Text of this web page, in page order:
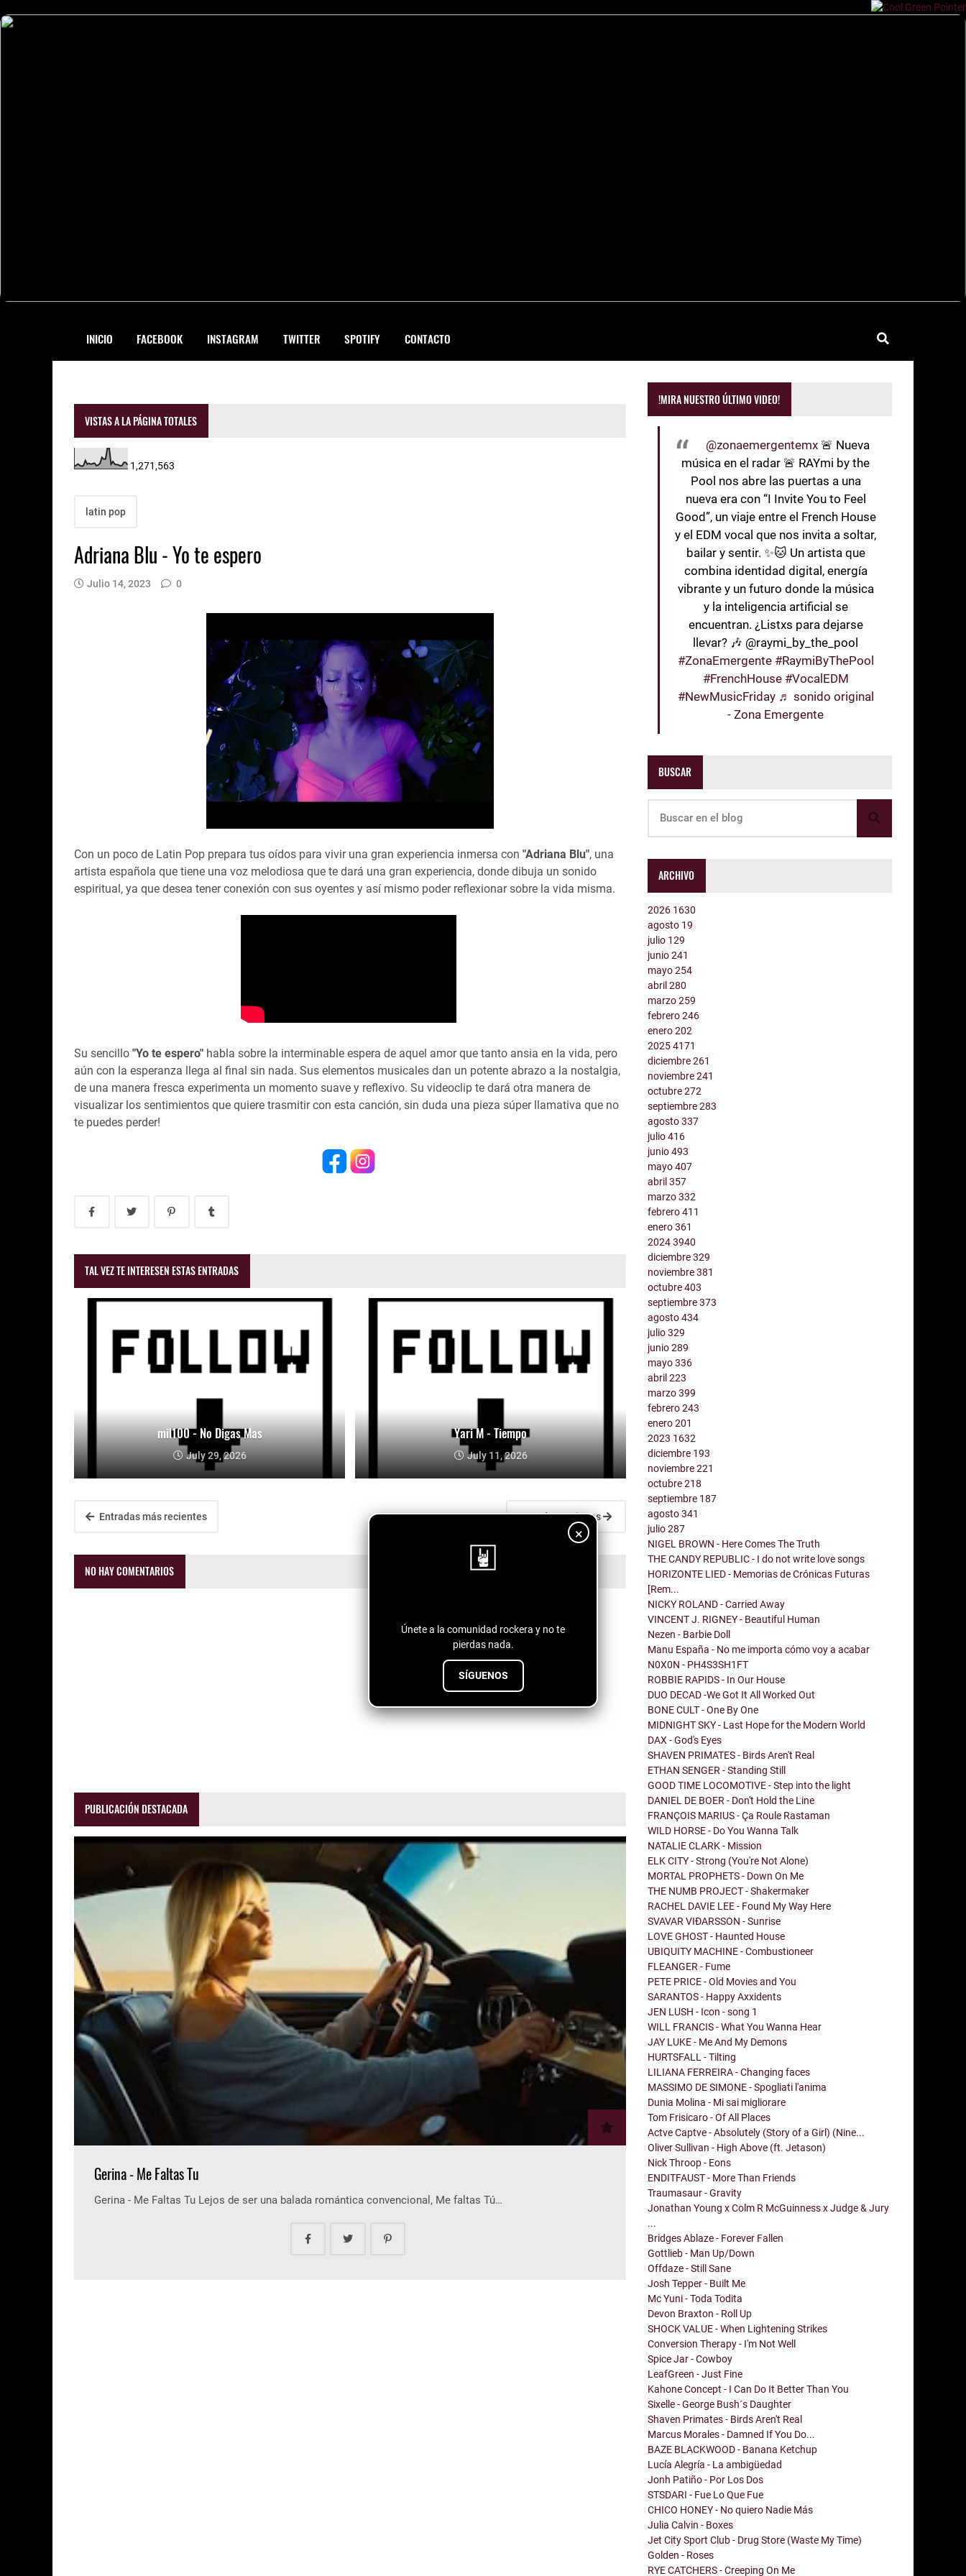
INICIO FACEBOOK INSTAGRAM TWITTER SPOTIFY CONTACTO
×
Únete a la comunidad rockera y no te
pierdas nada.
SÍGUENOS
VISTAS A LA PÁGINA TOTALES
1,271,563
latin pop
Adriana Blu - Yo te espero
Julio 14, 2023 0
Con un poco de Latin Pop prepara tus oídos para vivir una gran experiencia inmersa con "Adriana Blu", una
artista española que tiene una voz melodiosa que te dará una gran experiencia, donde dibuja un sonido
espiritual, ya que desea tener conexión con sus oyentes y así mismo poder reflexionar sobre la vida misma.
Su sencillo "Yo te espero" habla sobre la interminable espera de aquel amor que tanto ansia en la vida, pero
aún con la esperanza llega al final sin nada. Sus elementos musicales dan un potente abrazo a la nostalgia,
de una manera fresca experimenta un momento suave y reflexivo. Su videoclip te dará otra manera de
visualizar los sentimientos que quiere trasmitir con esta canción, sin duda una pieza súper llamativa que no
te puedes perder!
TAL VEZ TE INTERESEN ESTAS ENTRADAS
mil100 - No Digas Mas
July 29, 2026
Yari M - Tiempo
July 11, 2026
Entradas más recientes Entradas antiguas
NO HAY COMENTARIOS
PUBLICACIÓN DESTACADA
Gerina - Me Faltas Tu
Gerina - Me Faltas Tu Lejos de ser una balada romántica convencional, Me faltas Tú…
!MIRA NUESTRO ÚLTIMO VIDEO!
@zonaemergentemx 🚨 Nueva
música en el radar 🚨 RAYmi by the
Pool nos abre las puertas a una
nueva era con “I Invite You to Feel
Good”, un viaje entre el French House
y el EDM vocal que nos invita a soltar,
bailar y sentir. ✨🐱 Un artista que
combina identidad digital, energía
vibrante y un futuro donde la música
y la inteligencia artificial se
encuentran. ¿Listxs para dejarse
llevar? 🎶 @raymi_by_the_pool
#ZonaEmergente #RaymiByThePool
#FrenchHouse #VocalEDM
#NewMusicFriday ♬ sonido original
- Zona Emergente
BUSCAR
ARCHIVO
2026 1630
agosto 19
julio 129
junio241
mayo254
abril280
marzo259
febrero246
enero202
20254171
diciembre261
noviembre241
octubre272
septiembre283
agosto337
julio416
junio493
mayo407
abril357
marzo332
febrero411
enero361
20243940
diciembre329
noviembre381
octubre403
septiembre373
agosto434
julio329
junio289
mayo336
abril223
marzo399
febrero243
enero201
2023 1632
diciembre 193
noviembre221
octubre218
septiembre 187
agosto341
julio287
NIGEL BROWN - Here Comes The Truth
THE CANDY REPUBLIC - I do not write love songs
HORIZONTE LIED - Memorias de Crónicas Futuras
[Rem...
NICKY ROLAND - Carried Away
VINCENT J. RIGNEY - Beautiful Human
Nezen - Barbie Doll
Manu España - No me importa cómo voy a acabar
N0X0N - PH4S3SH1FT
ROBBIE RAPIDS - In Our House
DUO DECAD -We Got It All Worked Out
BONE CULT - One By One
MIDNIGHT SKY - Last Hope for the Modern World
DAX - God's Eyes
SHAVEN PRIMATES - Birds Aren't Real
ETHAN SENGER - Standing Still
GOOD TIME LOCOMOTIVE - Step into the light
DANIEL DE BOER - Don't Hold the Line
FRANÇOIS MARIUS - Ça Roule Rastaman
WILD HORSE - Do You Wanna Talk
NATALIE CLARK - Mission
ELK CITY - Strong (You're Not Alone)
MORTAL PROPHETS - Down On Me
THE NUMB PROJECT - Shakermaker
RACHEL DAVIE LEE - Found My Way Here
SVAVAR VIÐARSSON - Sunrise
LOVE GHOST - Haunted House
UBIQUITY MACHINE - Combustioneer
FLEANGER - Fume
PETE PRICE - Old Movies and You
SARANTOS - Happy Axxidents
JEN LUSH - Icon - song 1
WILL FRANCIS - What You Wanna Hear
JAY LUKE - Me And My Demons
HURTSFALL - Tilting
LILIANA FERREIRA - Changing faces
MASSIMO DE SIMONE - Spogliati l'anima
Dunia Molina - Mi sai migliorare
Tom Frisicaro - Of All Places
Actve Captve - Absolutely (Story of a Girl) (Nine...
Oliver Sullivan - High Above (ft. Jetason)
Nick Throop - Eons
ENDITFAUST - More Than Friends
Traumasaur - Gravity
Jonathan Young x Colm R McGuinness x Judge & Jury
...
Bridges Ablaze - Forever Fallen
Gottlieb - Man Up/Down
Offdaze - Still Sane
Josh Tepper - Built Me
Mc Yuni - Toda Todita
Devon Braxton - Roll Up
SHOCK VALUE - When Lightening Strikes
Conversion Therapy - I'm Not Well
Spice Jar - Cowboy
LeafGreen - Just Fine
Kahone Concept - I Can Do It Better Than You
Sixelle - George Bush´s Daughter
Shaven Primates - Birds Aren't Real
Marcus Morales - Damned If You Do...
BAZE BLACKWOOD - Banana Ketchup
Lucía Alegría - La ambigüedad
Jonh Patiño - Por Los Dos
STSDARI - Fue Lo Que Fue
CHICO HONEY - No quiero Nadie Más
Julia Calvin - Boxes
Jet City Sport Club - Drug Store (Waste My Time)
Golden - Roses
RYE CATCHERS - Creeping On Me